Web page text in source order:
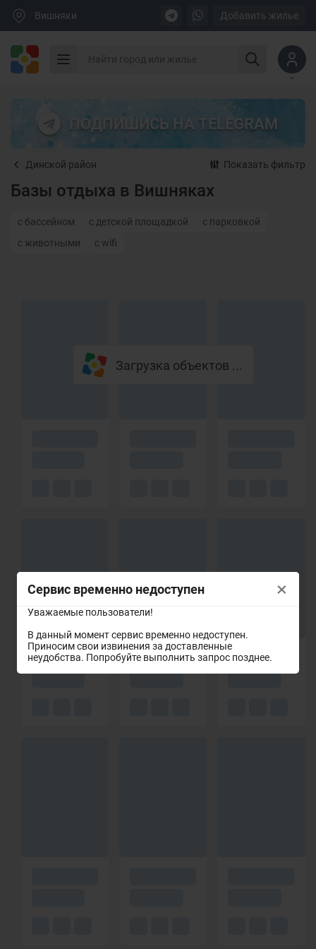
Сервис временно недоступен
Уважаемые пользователи!
В данный момент сервис временно недоступен.
Приносим свои извинения за доставленные
неудобства. Попробуйте выполнить запрос позднее.
×
Вишняки Добавить жилье
ПОДПИШИСЬ НА TELEGRAM
Динской район Показать фильтр
Базы отдыха в Вишняках
с бассейном с детской площадкой
с парковкой
с животными
с wifi
Загрузка объектов ...